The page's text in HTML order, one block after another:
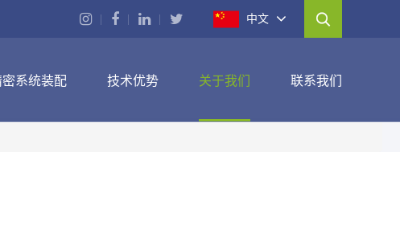
中文
系统装配 技术优势 关于我们 联系我们